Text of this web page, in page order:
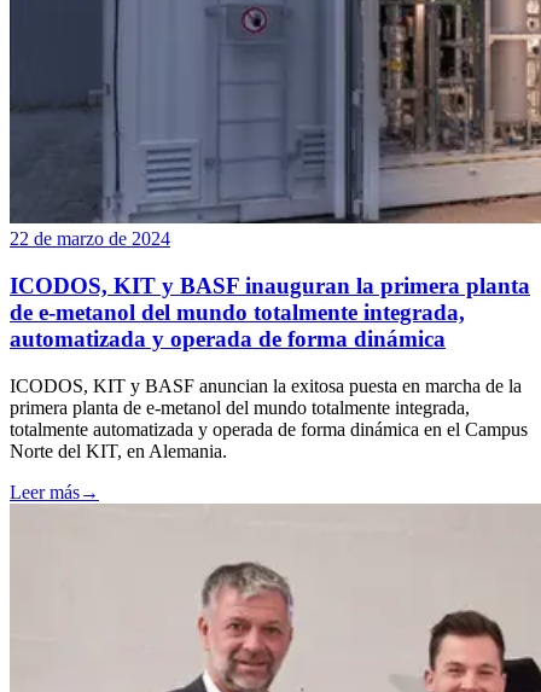
22 de marzo de 2024
ICODOS, KIT y BASF inauguran la primera planta
de e-metanol del mundo totalmente integrada,
automatizada y operada de forma dinámica
ICODOS, KIT y BASF anuncian la exitosa puesta en marcha de la
primera planta de e-metanol del mundo totalmente integrada,
totalmente automatizada y operada de forma dinámica en el Campus
Norte del KIT, en Alemania.
Leer más→